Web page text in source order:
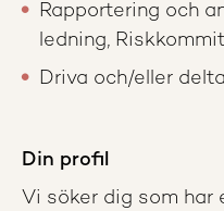
Rapportering och
ledning,
Driva och/eller
Din profil
Vi söker dig som har